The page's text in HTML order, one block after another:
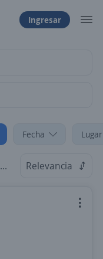
Ingresar
Fecha
Relevancia